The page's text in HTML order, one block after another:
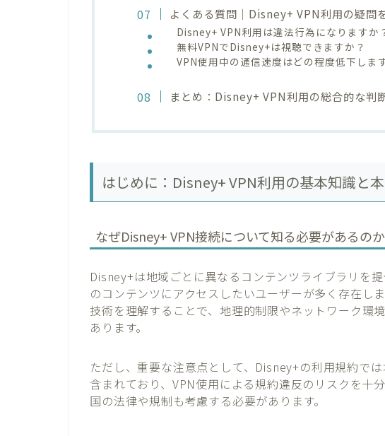
よくある質問｜Disney+ VPN利用の疑問
Disney+ VPN利用は違法行為になりますか
無料VPNでDisney+は視聴できますか？
VPN使用中の通信速度はどの程度低下しま
まとめ：Disney+ VPN利用の総合的な判
はじめに：Disney+ VPN利用の基本知識と
なぜDisney+ VPN接続について知る必要があるの
Disney+は地域ごとに異なるコンテンツライブラリを
のコンテンツにアクセスしたいユーザーが多く存在し
技術を理解することで、地理的制限やネットワーク環
あります。
ただし、重要な注意点として、Disney+の利用規約で
含まれており、VPN使用による規約違反のリスクを十
国の法律や規制も考慮する必要があります。